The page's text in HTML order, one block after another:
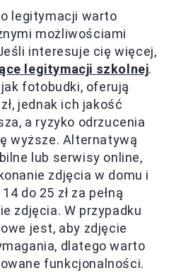
legitymacji warto
możliwościami
interesuje cię więcej,
legitymacji szkolnej.
fotobudki, oferują
jednak ich jakość
a ryzyko odrzucenia
wyższe. Alternatywą
lub serwisy online,
zdjęcia w domu i
do 25 zł za pełną
zdjęcia. W przypadku
jest, aby zdjęcie
dlatego warto
funkcjonalności.